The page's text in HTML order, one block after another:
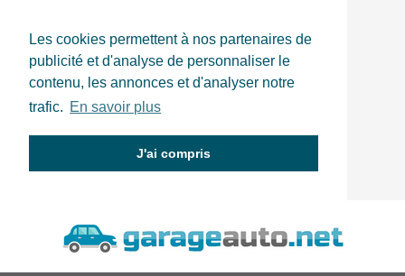
Les cookies permettent à nos partenaires de
publicité et d'analyse de personnaliser le
contenu, les annonces et d'analyser notre
trafic. En savoir plus
J'ai compris